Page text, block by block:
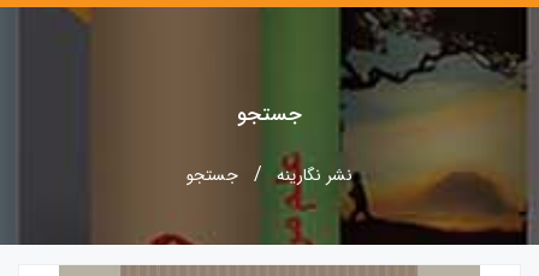
جستجو
نشر نگارینه جستجو